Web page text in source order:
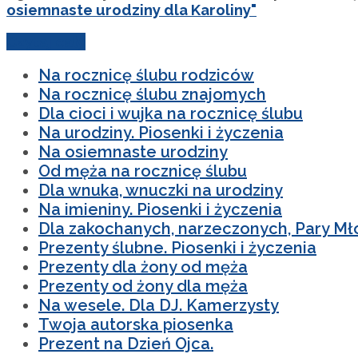
osiemnaste urodziny dla Karoliny"
Na rocznicę ślubu rodziców
Na rocznicę ślubu znajomych
Dla cioci i wujka na rocznicę ślubu
Na urodziny. Piosenki i życzenia
Na osiemnaste urodziny
Od męża na rocznicę ślubu
Dla wnuka, wnuczki na urodziny
Na imieniny. Piosenki i życzenia
Dla zakochanych, narzeczonych, Pary
Prezenty ślubne. Piosenki i życzenia
Prezenty dla żony od męża
Prezenty od żony dla męża
Na wesele. Dla DJ. Kamerzysty
Twoja autorska piosenka
Prezent na Dzień Ojca.